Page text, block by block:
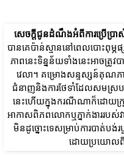
សេចក្តីជូនដំណឹងអំពីការប្រើប្រា
បានគេប៉ាន់ស្មាននៅពេលបោះពុម្
ភាពនេះទិន្នន័យទាំងនេះអាចត្រូ
វេលា។ គម្រោងសន្ទស្សន៍គុណ
ជំនាញនិងការថែទាំដែលសមស្រប
នេះហើយក្នុងករណីណាក៏ដោយក្
អាកាសពិភពលោកឬភ្នាក់ងាររបស់
មិនដូច្នោះទេសម្រាប់ការបាត់
ដោយប្រយោលពីក